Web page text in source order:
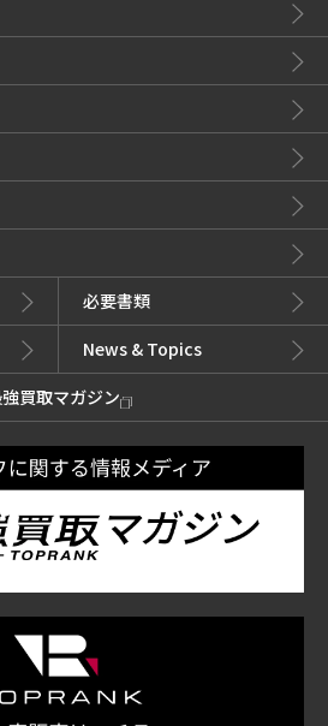
必要書類
News & Topics
買取マガジン